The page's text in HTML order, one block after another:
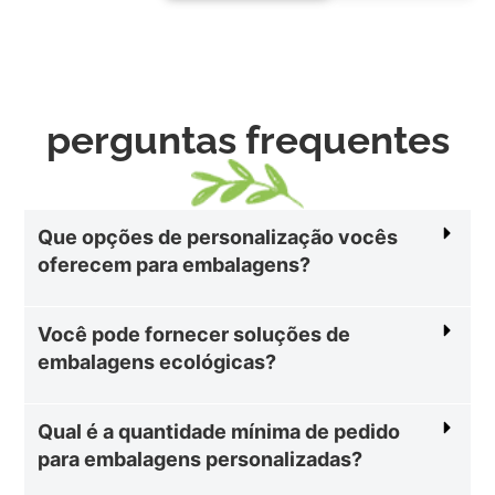
perguntas frequentes
Que opções de personalização vocês
oferecem para embalagens?
Você pode fornecer soluções de
embalagens ecológicas?
Qual é a quantidade mínima de pedido
para embalagens personalizadas?